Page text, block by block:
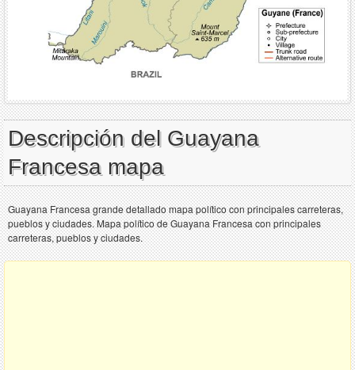
Descripción del Guayana
Francesa mapa
Guayana Francesa grande detallado mapa político con principales carreteras,
pueblos y ciudades. Mapa político de Guayana Francesa con principales
carreteras, pueblos y ciudades.